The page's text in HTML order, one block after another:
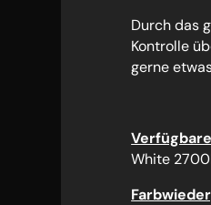
Durch das
Kontrolle
gerne
White